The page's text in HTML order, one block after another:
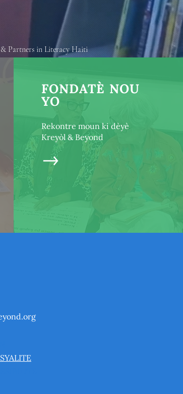
Partners in Literacy Haiti
FONDATÈ NOU
YO
Rekontre moun ki dèyè
Kreyòl & Beyond